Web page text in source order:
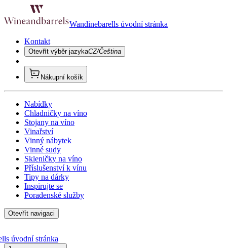
Wandinebarells úvodní stránka
Kontakt
Otevřít výběr jazykaCZ/Čeština
Nákupní košík
Nabídky
Chladničky na víno
Stojany na víno
Vinařství
Vinný nábytek
Vinné sudy
Skleničky na víno
Příslušenství k vínu
Tipy na dárky
Inspirujte se
Poradenské služby
Otevřít navigaci
úvodní stránka